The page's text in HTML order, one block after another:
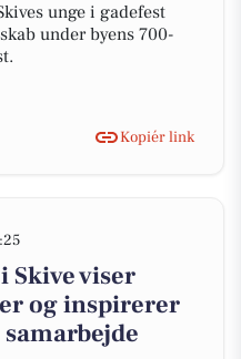
unge i gadefest
under byens 700-
Kopiér link
viser
og inspirerer